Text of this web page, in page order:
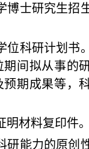
博士研究生招
位科研计划书
期间拟从事的
预期成果等，
明材料复印件。
研能力的原创